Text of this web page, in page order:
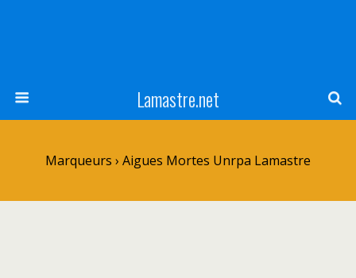
Lamastre.net
Marqueurs › Aigues Mortes Unrpa Lamastre